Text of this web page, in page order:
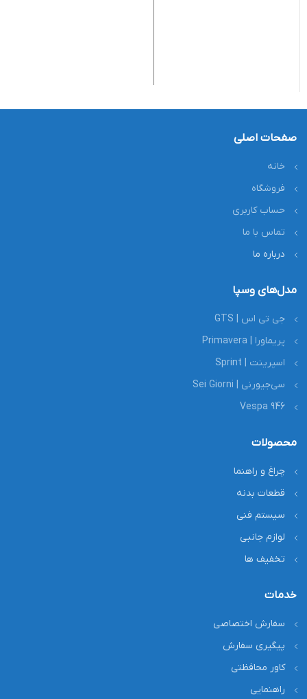
صفحات اصلی
خانه
فروشگاه
حساب کاربری
تماس با ما
درباره ما
مدل‌های وسپا
جی تی اس | GTS
پریماورا | Primavera
اسپرینت | Sprint
سی‌جیورنی | Sei Giorni
Vespa 946
محصولات
چراغ و راهنما
قطعات بدنه
سیستم فنی
لوازم جانبی
تخفیف ها
خدمات
سفارش اختصاصی
پیگیری سفارش
کاور محافظتی
راهنمایی